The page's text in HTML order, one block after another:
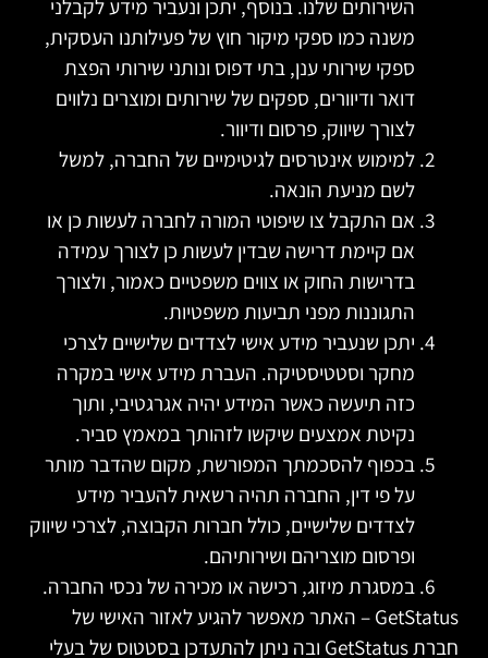
השירותים שלנו. בנוסף, יתכן ונעביר מידע לקבלני
משנה כמו ספקי מיקור חוץ של פעילותנו העסקית,
ספקי שירותי ענן, בתי דפוס ונותני שירותי הפצת
דואר ודיוורים, ספקים של שירותים ומוצרים נלווים
לצורך שיווק, פרסום ודיוור.
למימוש אינטרסים לגיטימיים של החברה, למשל
לשם מניעת הונאה.
אם התקבל צו שיפוטי המורה לחברה לעשות כן או
אם קיימת דרישה שבדין לעשות כןלצורך עמידה
בדרישות החוק או צווים משפטיים כאמור, ולצורך
התגוננות מפני תביעות משפטיות.
יתכן שנעביר מידע אישי לצדדים שלישיים לצרכי
מחקר וסטטיסטיקה. העברת מידע אישי במקרה
כזה תיעשה כאשר המידע יהיה אגרגטיבי, ותוך
נקיטת אמצעים שיקשו לזהותך במאמץ סביר.
בכפוף להסכמתך המפורשת, מקום שהדבר מותר
על פי דין, החברה תהיה רשאית להעביר מידע
לצדדים שלישיים, כולל חברות הקבוצה, לצרכי שיווק
ופרסום מוצריהם ושירותיהם.
במסגרת מיזוג, רכישה או מכירה של נכסי החברה.
GetStatus – האתר מאפשר להגיע לאזור האישי של
חברת GetStatus ובה ניתן להתעדכן בסטטוס של בעלי